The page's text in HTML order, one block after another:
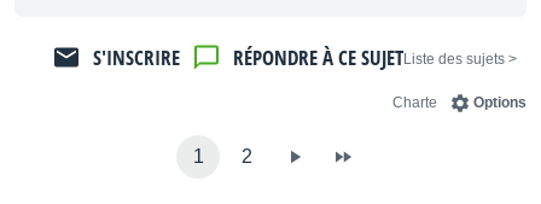
< Liste des sujets
RÉPONDRE À CE SUJET
S'INSCRIRE
Options
Charte
1 2